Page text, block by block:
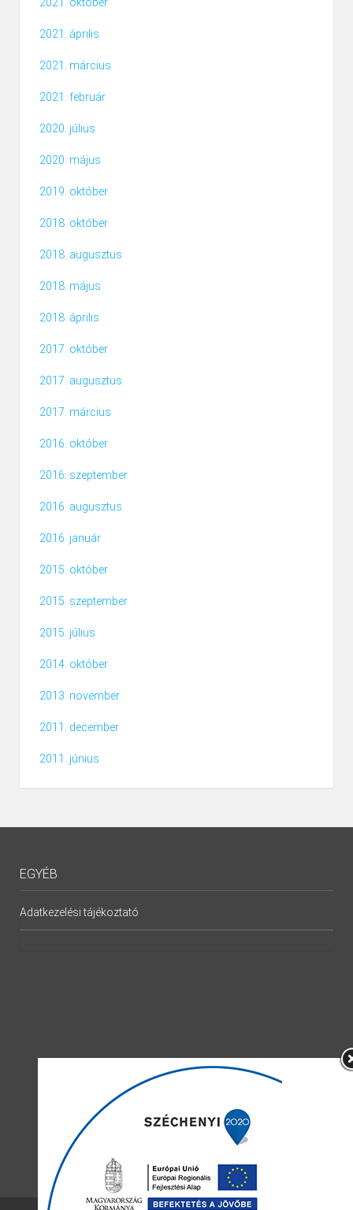
2021. április
2021. március
2021. február
2020. július
2020. május
2019. október
2018. október
2018. augusztus
2018. május
2018. április
2017. október
2017. augusztus
2017. március
2016. október
2016. szeptember
2016. augusztus
2016. január
2015. október
2015. szeptember
2015. július
2014. október
2013. november
2011. december
2011. június
EGYÉB
Adatkezelési tájékoztató